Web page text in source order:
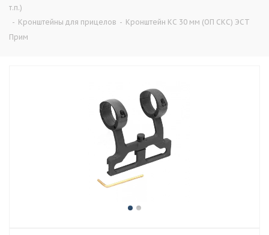
т.п.)
- Кронштейны для прицелов - Кронштейн КС 30 мм (ОП СКС) ЭСТ
Прим